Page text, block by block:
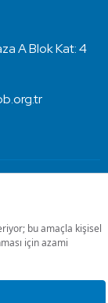
A Blok Kat: 4